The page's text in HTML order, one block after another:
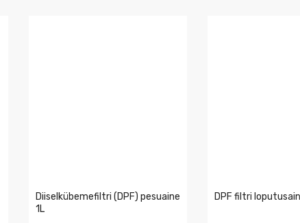
Diiselkübemefiltri (DPF) pesuaine
1L
DPF filtri